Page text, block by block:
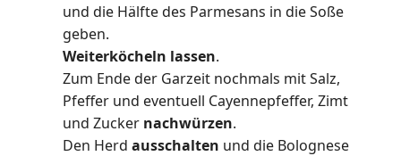
und die Hälfte des Parmesans in die Soße
geben.
Weiterköcheln lassen.
Zum Ende der Garzeit nochmals mit Salz,
Pfeffer und eventuell Cayennepfeffer, Zimt
und Zucker nachwürzen.
Den Herd ausschalten und die Bolognese